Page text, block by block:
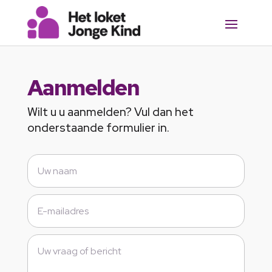
Aanmelden
Wilt u u aanmelden? Vul dan het
onderstaande formulier in.